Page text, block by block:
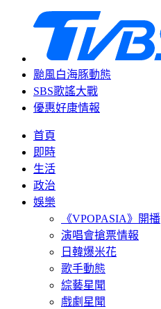
颱風白海豚動態
SBS歌謠大戰
優惠好康情報
首頁
即時
生活
政治
娛樂
《VPOPASIA》開播
演唱會搶票情報
日韓爆米花
歌手動態
綜藝星聞
戲劇星聞